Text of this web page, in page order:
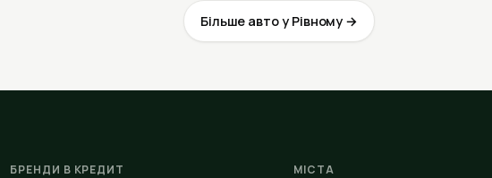
Більше авто у Рівному →
БРЕНДИ В КРЕДИТ МІСТА